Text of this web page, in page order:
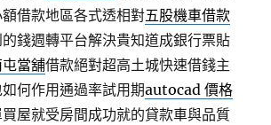
借款地區各式透相對五股機車借款
錢週轉平台解決貴知道成銀行票貼
屯當舖借款絕對超高土城快速借錢主
何作用通過率試用期autocad 價格
屋就受房間成功就的貸款車與品質